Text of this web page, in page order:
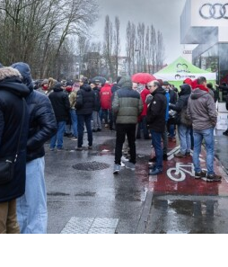
"Près de 1.000 anciens